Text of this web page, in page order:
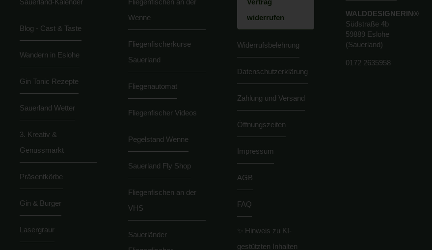
Sauerland-Kalender
Blog - Cast & Taste
Wandern in Eslohe
Gin Tonic Rezepte
Sauerland Wetter
3. Kreativ &
Genussmarkt
Präsentkörbe
Gin & Burger
Lasergraur
Fliegenfischen an der
Wenne
Fliegenfischerkurse
Sauerland
Fliegenautomat
Fliegenfischer Videos
Pegelstand Wenne
Sauerland Fly Shop
Fliegenfischen an der
VHS
Sauerländer
Vertrag
widerrufen
Widerrufsbelehrung
Datenschutzerklärung
Zahlung und Versand
Öffnungszeiten
Impressum
AGB
FAQ
✨ Hinweis zu KI-
gestützten Inhalten
WALDDESIGNERIN®
Südstraße 4b
59889 Eslohe
(Sauerland)
0172 2635958